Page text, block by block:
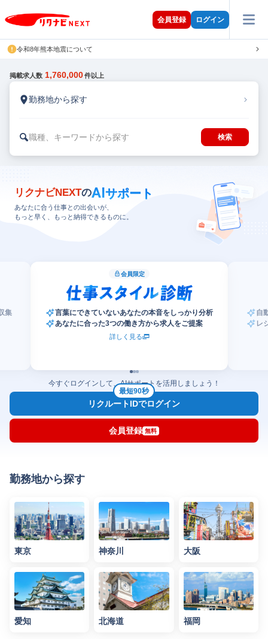
会員登録 ログイン
令和8年熊本地震について
掲載求人数 1,760,000件以上
勤務地から探す
職種、キーワードから探す 検索
リクナビNEXTのAIサポート
あなたに合う仕事との出会いが、
もっと早く、もっと納得できるものに。
集
会員限定
言葉にできていないあなたの本音をしっかり分析
あなたに合った3つの働き方から求人をご提案
詳しく見る
自
レ
今すぐログインして、AIサポートを活用しましょう！
リクルートIDでログイン
最短90秒
会員登録 無料
勤務地から探す
東京 神奈川 大阪
愛知 北海道 福岡